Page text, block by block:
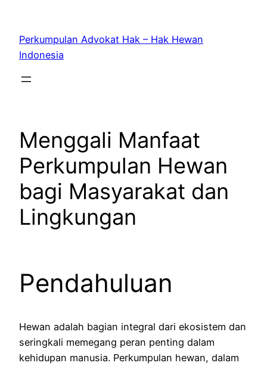
content
Perkumpulan Advokat Hak – Hak Hewan
Indonesia
Menggali Manfaat
Perkumpulan Hewan
bagi Masyarakat dan
Lingkungan
Pendahuluan
Hewan adalah bagian integral dari ekosistem dan
seringkali memegang peran penting dalam
kehidupan manusia. Perkumpulan hewan, dalam